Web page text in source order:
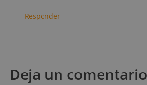
Responder
Deja un comentario